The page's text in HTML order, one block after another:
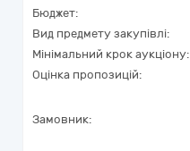
Бюджет:
Вид предмету закупівлі:
Мінімальний крок аукціону:
Оцінка пропозицій:
Замовник: